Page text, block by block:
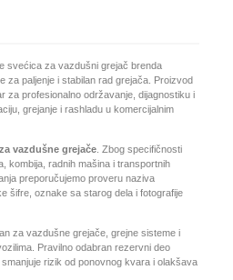
svećica za vazdušni grejač brenda
za paljenje i stabilan rad grejača. Proizvod
za profesionalno održavanje, dijagnostiku i
grejanje i rashladu u komercijalnim
vazdušne grejače. Zbog specifičnosti
kombija, radnih mašina i transportnih
preporučujemo proveru naziva
šifre, oznake sa starog dela i fotografije
za vazdušne grejače, grejne sisteme i
Pravilno odabran rezervni deo
rizik od ponovnog kvara i olakšava